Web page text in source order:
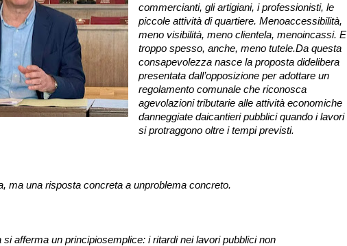
commercianti, gli artigiani, i professionisti, le
piccole attività di quartiere. Menoaccessibilità,
meno visibilità, meno clientela, menoincassi. E
troppo spesso, anche, meno tutele.Da questa
consapevolezza nasce la proposta didelibera
presentata dall’opposizione per adottare un
regolamento comunale che riconosca
agevolazioni tributarie alle attività economiche
danneggiate daicantieri pubblici quando i lavori
si protraggono oltre i tempi previsti.
ma una risposta concreta a unproblema concreto.
afferma un principiosemplice: i ritardi nei lavori pubblici non